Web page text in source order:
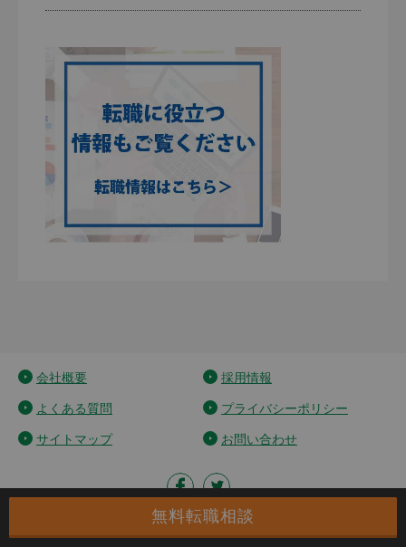
無料転職相談
会社概要 採用情報
よくある質問 プライバシーポリシー
サイトマップ お問い合わせ
Copyright © Aegis Japan Co.,Ltd. All Right Reserved.